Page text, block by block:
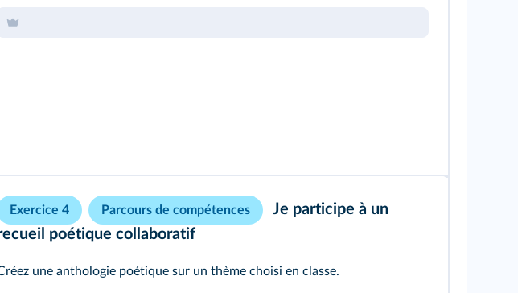
Exercice 4 Parcours de compétences
Je participe à un
poétique collaboratif
une anthologie poétique sur un thème choisi en classe.